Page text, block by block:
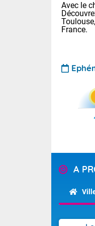
Avec le
France.
A